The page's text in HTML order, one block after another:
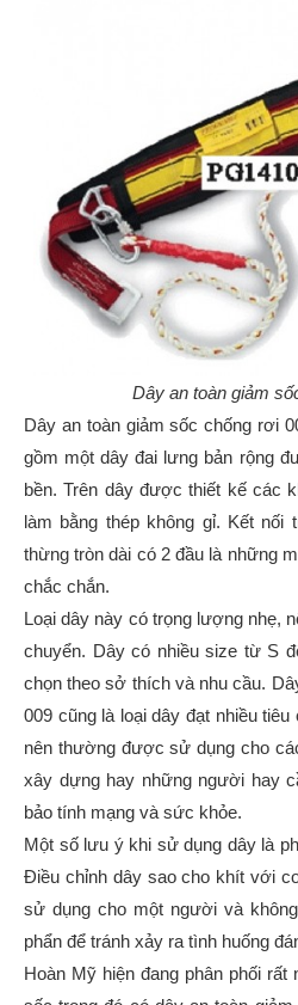
Dây an toàn giảm
Dây an toàn giảm sốc chống rơi
gồm một dây đai lưng bản rộng
bền. Trên dây được thiết kế các
làm bằng thép không gỉ. Kết
thừng tròn dài có 2 đầu là những
chắc chắn.
Loại dây này có trọng lượng nhẹ,
chuyển. Dây có nhiều size từ S
chọn theo sở thích và nhu cầu.
009 cũng là loại dây đạt nhiều
nên thường được sử dụng cho
xây dựng hay những người hay
bảo tính mạng và sức khỏe.
Một số lưu ý khi sử dụng dây là
Điều chỉnh dây sao cho khít với
sử dụng cho một người và
phẩn để tránh xảy ra tình huống
Hoàn Mỹ hiện đang phân phối rất